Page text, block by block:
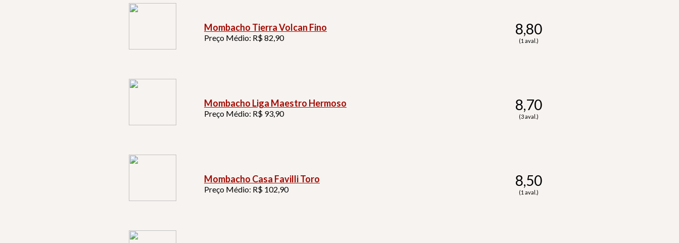
Mombacho Tierra Volcan Fino
Preço Médio: R$ 82,90
8,80
(1 aval.)
Mombacho Liga Maestro Hermoso
Preço Médio: R$ 93,90
8,70
(3 aval.)
Mombacho Casa Favilli Toro
Preço Médio: R$ 102,90
8,50
(1 aval.)